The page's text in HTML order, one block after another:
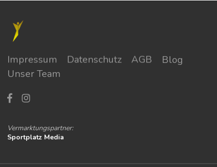
Impressum Datenschutz AGB
Blog
Unser Team
Vermarktungspartner:
Sportplatz Media